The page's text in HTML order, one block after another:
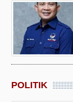
POLITIK